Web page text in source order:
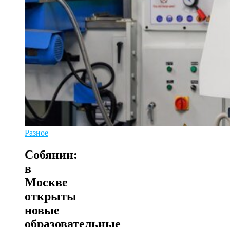
Разное
Собянин:
в
Москве
открыты
новые
образовательные